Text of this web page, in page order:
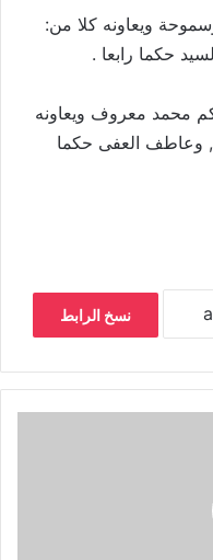
ويعاونه كلا من:
حكما رابعا .
محمد معروف ويعاونه
وعاطف العفى حكما
نسخ الرابط